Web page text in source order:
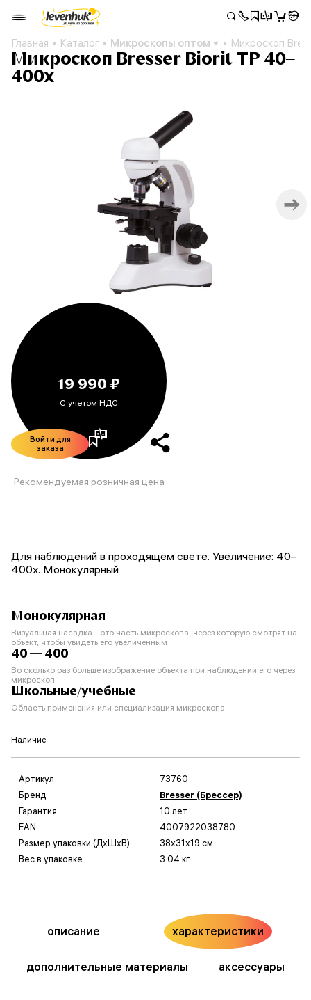
Главная Каталог Микроскопы оптом Микроскоп
Микроскоп Bresser Biorit TP 40–
400x
19 990 ₽
С учетом НДС
Войти для
заказа
Рекомендуемая розничная цена
Для наблюдений в проходящем свете. Увеличение: 40–
400х. Монокулярный
Монокулярная
Визуальная насадка – это часть микроскопа, через которую смотрят на
объект, чтобы увидеть его увеличенным
40 — 400
Во сколько раз больше изображение объекта при наблюдении его через
микроскоп
Школьные/учебные
Область применения или специализация микроскопа
Наличие
Артикул
73760
Бренд
Bresser (Брессер)
Гарантия
10 лет
EAN
4007922038780
Размер упаковки (ДxШxВ)
38x31x19 см
Вес в упаковке
3.04 кг
описание характеристики
дополнительные материалы аксессуары